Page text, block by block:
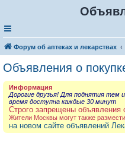
Форум об аптеках и лекарствах
Объявления о
Информация
Дорогие друзья! Для поднятия тем
время доступна каждые 30 минут
Строго запрещены объявления
Жители Москвы могут также
на новом сайте объявлений